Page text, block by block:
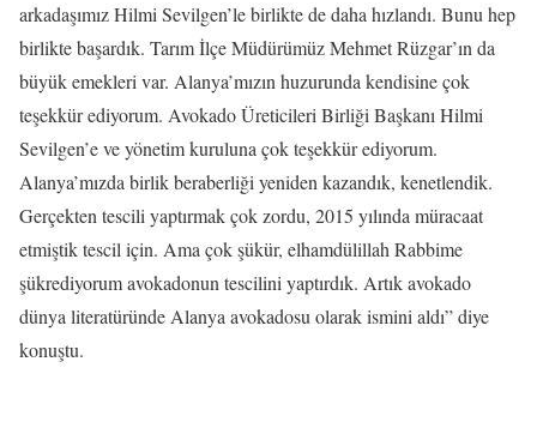
arkadaşımız Hilmi Sevilgen’le birlikte de daha hızlandı. Bunu hep
birlikte başardık. Tarım İlçe Müdürümüz Mehmet Rüzgar’ın da
büyük emekleri var. Alanya’mızın huzurunda kendisine çok
teşekkür ediyorum. Avokado Üreticileri Birliği Başkanı Hilmi
Sevilgen’e ve yönetim kuruluna çok teşekkür ediyorum.
Alanya’mızda birlik beraberliği yeniden kazandık, kenetlendik.
Gerçekten tescili yaptırmak çok zordu, 2015 yılında müracaat
etmiştik tescil için. Ama çok şükür, elhamdülillah Rabbime
şükrediyorum avokadonun tescilini yaptırdık. Artık avokado
dünya literatüründe Alanya avokadosu olarak ismini aldı” diye
konuştu.